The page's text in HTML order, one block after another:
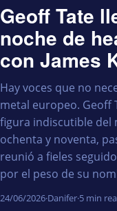
Geoff Tate
noche de
con James
Hay voces que no
metal europeo. Geoff
figura indiscutible del
ochenta y noventa,
reunió a fieles
por el peso de su
24/06/2026·Danifer·5 min